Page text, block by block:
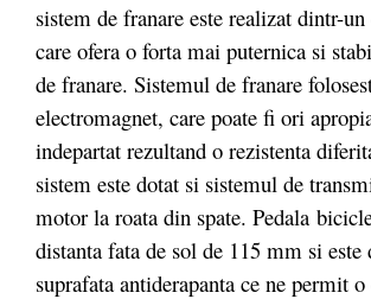
sistem de franare este realizat dintr-
care ofera o forta mai puternica si
de franare. Sistemul de franare
electromagnet, care poate fi ori
indepartat rezultand o rezistenta
sistem este dotat si sistemul de
motor la roata din spate. Pedala
distanta fata de sol de 115 mm si este
suprafata antiderapanta ce ne permit